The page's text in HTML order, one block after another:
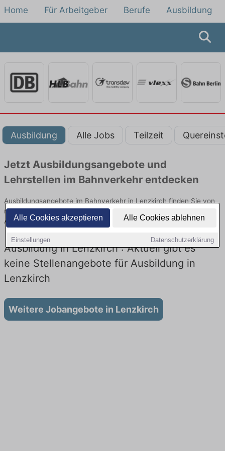
Alle Cookies akzeptieren Alle Cookies ablehnen
Einstellungen Datenschutzerklärung
Home Für Arbeitgeber Berufe Ausbildung
Ausbildung Alle Jobs Teilzeit
Jetzt Ausbildungsangebote und
Lehrstellen im Bahnverkehr entdecken
Ausbildungsangebote im Bahnverkehr in Lenzkirch finden Sie von
namhaften Firmen. Entdecken Sie freie Optionen von Top-
Arbeitgebern und bewerben Sie sich noch heute.
Ausbildung in Lenzkirch : Aktuell gibt es
keine Stellenangebote für Ausbildung in
Lenzkirch
Weitere Jobangebote in Lenzkirch